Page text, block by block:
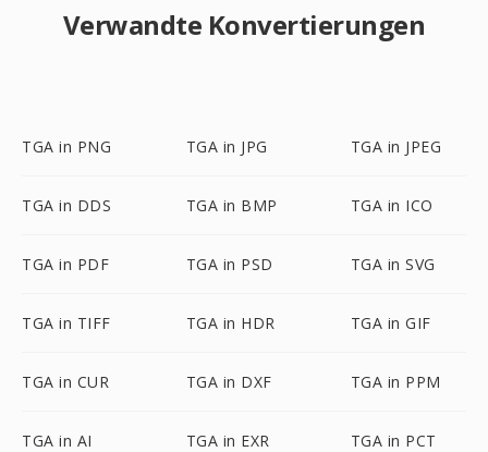
Verwandte Konvertierungen
TGA in PNG TGA in JPG TGA in JPEG
TGA in DDS TGA in BMP TGA in ICO
TGA in PDF TGA in PSD TGA in SVG
TGA in TIFF TGA in HDR TGA in GIF
TGA in CUR TGA in DXF TGA in PPM
TGA in AI TGA in EXR TGA in PCT